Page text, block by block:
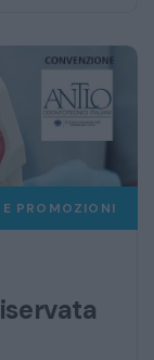
PROMOZIONI